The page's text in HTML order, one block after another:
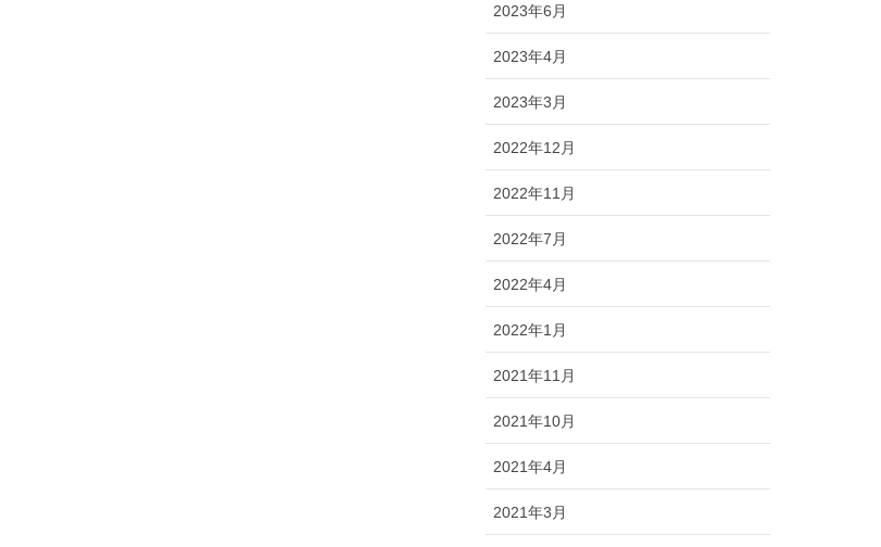
2023年6月
2023年4月
2023年3月
2022年12月
2022年11月
2022年7月
2022年4月
2022年1月
2021年11月
2021年10月
2021年4月
2021年3月